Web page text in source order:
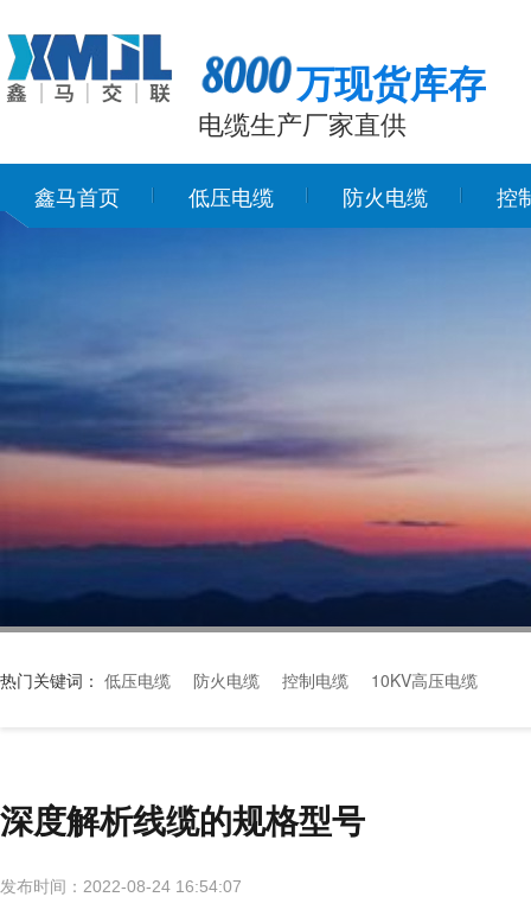
万现货库存
电缆生产厂家直供
鑫马首页 低压电缆 防火电缆 控
热门关键词： 低压电缆 防火电缆 控制电缆 10KV高压电缆
深度解析线缆的规格型号
发布时间：2022-08-24 16:54:07